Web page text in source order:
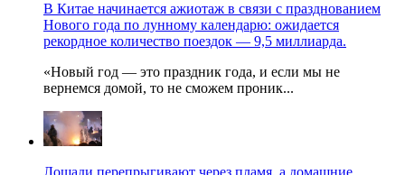
В Китае начинается ажиотаж в связи с празднованием
Нового года по лунному календарю: ожидается
рекордное количество поездок — 9,5 миллиарда.
«Новый год — это праздник года, и если мы не
вернемся домой, то не сможем проник...